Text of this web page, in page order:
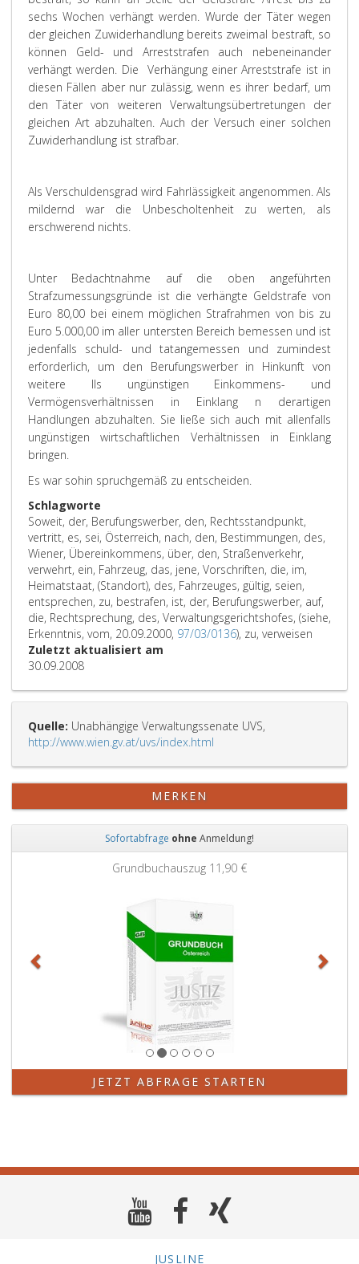
sechs Wochen verhängt werden. Wurde der Täter wegen
der gleichen Zuwiderhandlung bereits zweimal bestraft, so
können Geld- und Arreststrafen auch nebeneinander
verhängt werden. Die Verhängung einer Arreststrafe ist in
diesen Fällen aber nur zulässig, wenn es ihrer bedarf, um
den Täter von weiteren Verwaltungsübertretungen der
gleichen Art abzuhalten. Auch der Versuch einer solchen
Zuwiderhandlung ist strafbar.
Als Verschuldensgrad wird Fahrlässigkeit angenommen. Als
mildernd war die Unbescholtenheit zu werten, als
erschwerend nichts.
Unter Bedachtnahme auf die oben angeführten
Strafzumessungsgründe ist die verhängte Geldstrafe von
Euro 80,00 bei einem möglichen Strafrahmen von bis zu
Euro 5.000,00 im aller untersten Bereich bemessen und ist
jedenfalls schuld- und tatangemessen und zumindest
erforderlich, um den Berufungswerber in Hinkunft von
weitere lls ungünstigen Einkommens- und
Vermögensverhältnissen in Einklang n derartigen
Handlungen abzuhalten. Sie ließe sich auch mit allenfalls
ungünstigen wirtschaftlichen Verhältnissen in Einklang
bringen.
Es war sohin spruchgemäß zu entscheiden.
Schlagworte
Soweit, der, Berufungswerber, den, Rechtsstandpunkt,
vertritt, es, sei, Österreich, nach, den, Bestimmungen, des,
Wiener, Übereinkommens, über, den, Straßenverkehr,
verwehrt, ein, Fahrzeug, das, jene, Vorschriften, die, im,
Heimatstaat, (Standort), des, Fahrzeuges, gültig, seien,
entsprechen, zu, bestrafen, ist, der, Berufungswerber, auf,
die, Rechtsprechung, des, Verwaltungsgerichtshofes, (siehe,
Erkenntnis, vom, 20.09.2000, 97/03/0136), zu, verweisen
Zuletzt aktualisiert am
30.09.2008
Quelle: Unabhängige Verwaltungssenate UVS,
http://www.wien.gv.at/uvs/index.html
MERKEN
Sofortabfrage ohne Anmeldung!
Grundbuchauszug 11,90 €
JETZT ABFRAGE STARTEN
JUSLINE